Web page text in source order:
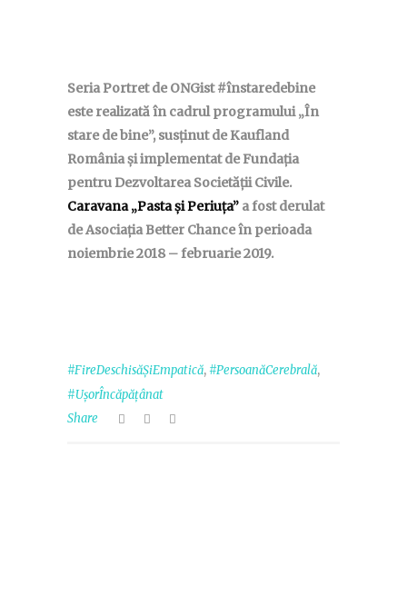
Seria Portret de ONGist #înstaredebine
este realizată în cadrul programului „În
stare de bine”, susținut de Kaufland
România și implementat de Fundația
pentru Dezvoltarea Societății Civile.
Caravana „Pasta și Periuța” a fost derulat
de Asociația Better Chance în perioada
noiembrie 2018 – februarie 2019.
#FireDeschisăȘiEmpatică,#PersoanăCerebrală,
#UșorÎncăpățânat
Share